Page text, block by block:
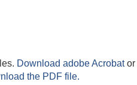
Download adobe Acrobator
the PDF file.